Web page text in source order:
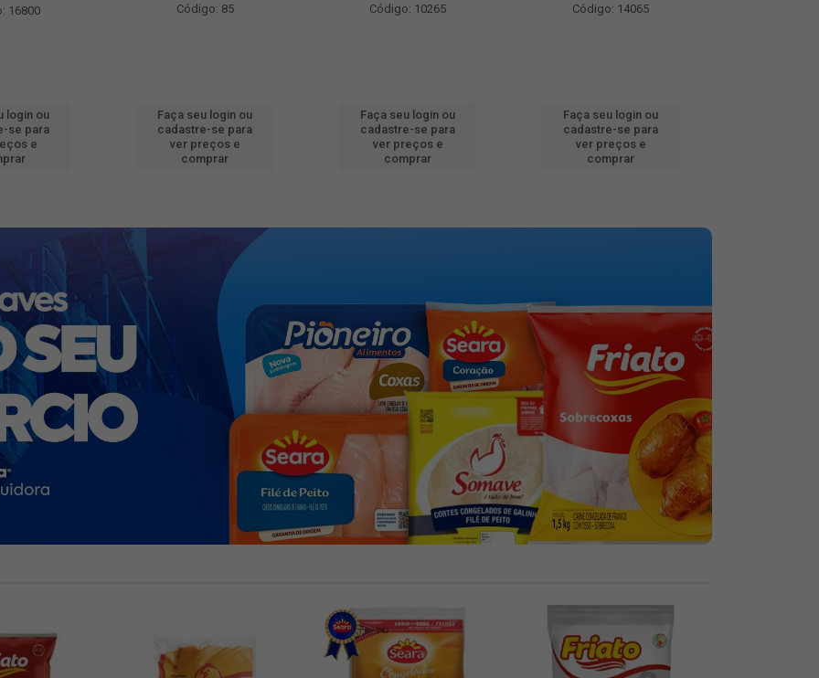
16800
login ou
se para
e
Código: 85
Faça seu login ou
cadastre-se para
ver preços e
comprar
Código: 10265
Faça seu login ou
cadastre-se para
ver preços e
comprar
Código: 14065
Faça seu login ou
cadastre-se para
ver preços e
comprar